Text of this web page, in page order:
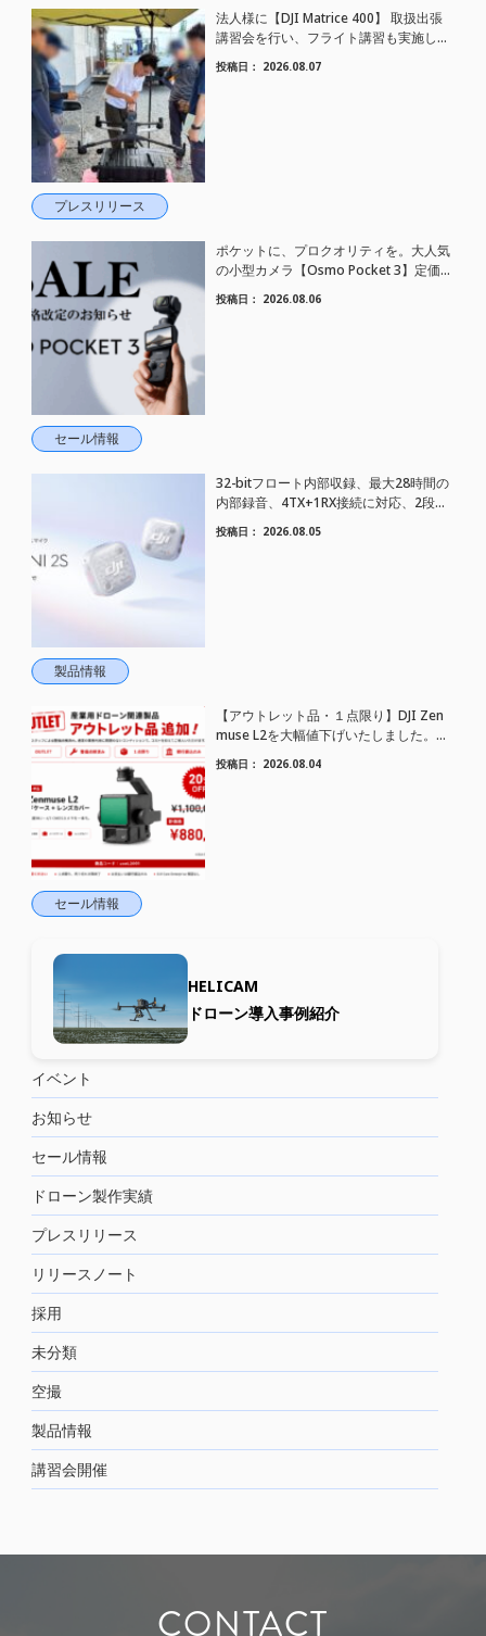
プレスリリース
法人様に【DJI Matrice 400】 取扱出張
講習会を行い、フライト講習も実施しま
した。
投稿日： 2026.08.07
セール情報
ポケットに、プロクオリティを。大人気
の小型カメラ【Osmo Pocket 3】定価が
さらにお値下げされました！
投稿日： 2026.08.06
製品情報
32-bitフロート内部収録、最大28時間の
内部録音、4TX+1RX接続に対応、2段階
AIノイズキャンセリング搭載｜コンパク
トワイヤレスマイク DJI Mic Mini 2S 登場
投稿日： 2026.08.05
セール情報
【アウトレット品・１点限り】DJI Zen
muse L2を大幅値下げいたしました。｜
HELICAM STORE
投稿日： 2026.08.04
HELICAM
ドローン導入事例紹介
イベント
お知らせ
セール情報
ドローン製作実績
プレスリリース
リリースノート
採用
未分類
空撮
製品情報
講習会開催
CONTACT